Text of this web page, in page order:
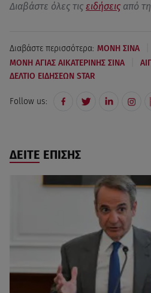
Διαβάστε όλες τις ειδήσεις από
Διαβάστε περισσότερα: ΜΟΝΗ ΣΙΝΑ
ΜΟΝΗ ΑΓΙΑΣ ΑΙΚΑΤΕΡΙΝΗΣ ΣΙΝΑ
ΔΕΛΤΙΟ ΕΙΔΗΣΕΩΝ STAR
Follow us:
ΔΕΙΤΕ ΕΠΙΣΗΣ